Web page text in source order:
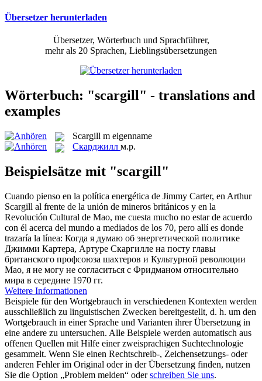
Übersetzer herunterladen
Übersetzer, Wörterbuch und Sprachführer,
mehr als 20 Sprachen, Lieblingsübersetzungen
Wörterbuch: "scargill" - translations and
examples
Scargill m eigenname
Скарджилл м.р.
Beispielsätze mit "scargill"
Cuando pienso en la política energética de Jimmy Carter, en Arthur
Scargill al frente de la unión de mineros británicos y en la
Revolución Cultural de Mao, me cuesta mucho no estar de acuerdo
con él acerca del mundo a mediados de los 70, pero allí es donde
trazaría la línea: Когда я думаю об энергетической политике
Джимми Картера, Артуре Скаргилле на посту главы
британского профсоюза шахтеров и Культурной революции
Мао, я не могу не согласиться с Фридманом относительно
мира в середине 1970 гг.
Weitere Informationen
Beispiele für den Wortgebrauch in verschiedenen Kontexten werden
ausschließlich zu linguistischen Zwecken bereitgestellt, d. h. um den
Wortgebrauch in einer Sprache und Varianten ihrer Übersetzung in
eine andere zu untersuchen. Alle Beispiele werden automatisch aus
offenen Quellen mit Hilfe einer zweisprachigen Suchtechnologie
gesammelt. Wenn Sie einen Rechtschreib-, Zeichensetzungs- oder
anderen Fehler im Original oder in der Übersetzung finden, nutzen
Sie die Option „Problem melden“ oderschreiben Sie uns.